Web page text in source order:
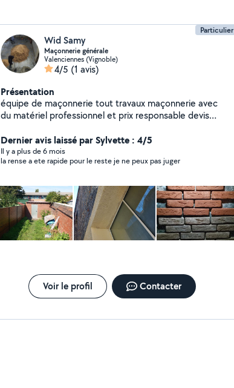
Particulier
Wid Samy
Maçonnerie générale
Valenciennes (Vignoble)
4/5 (1 avis)
Présentation
équipe de maçonnerie tout travaux maçonnerie avec
du matériel professionnel et prix responsable devis
brique dalle parpaing enduit cimentage ex
Dernier avis laissé par Sylvette : 4/5
Il y a plus de 6 mois
la rense a ete rapide pour le reste je ne peux pas juger
Voir le profil Contacter